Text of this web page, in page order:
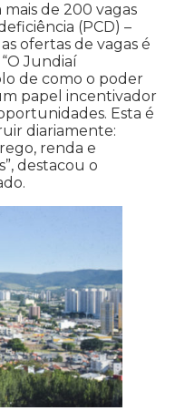
de 200 vagas
(PCD) –
ofertas de vagas é
Jundiaí
de como o poder
papel incentivador
Esta é
diariamente:
renda e
destacou o